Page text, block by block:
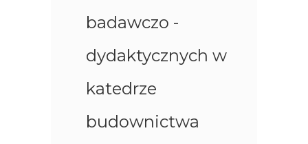
badawczo -
dydaktycznych w
katedrze
budownictwa